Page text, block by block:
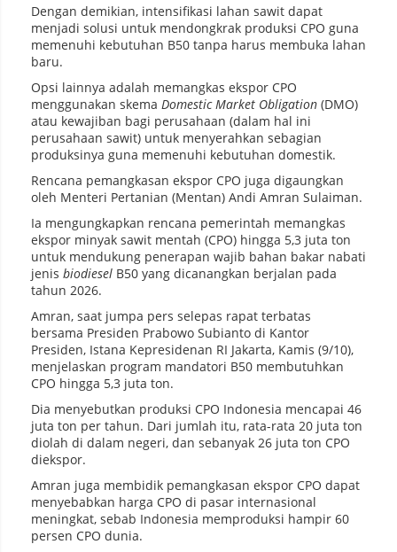
Dengan demikian, intensifikasi lahan sawit dapat
menjadi solusi untuk mendongkrak produksi CPO guna
memenuhi kebutuhan B50 tanpa harus membuka lahan
baru.
Opsi lainnya adalah memangkas ekspor CPO
menggunakan skema Domestic Market Obligation (DMO)
atau kewajiban bagi perusahaan (dalam hal ini
perusahaan sawit) untuk menyerahkan sebagian
produksinya guna memenuhi kebutuhan domestik.
Rencana pemangkasan ekspor CPO juga digaungkan
oleh Menteri Pertanian (Mentan) Andi Amran Sulaiman.
Ia mengungkapkan rencana pemerintah memangkas
ekspor minyak sawit mentah (CPO) hingga 5,3 juta ton
untuk mendukung penerapan wajib bahan bakar nabati
jenis biodiesel B50 yang dicanangkan berjalan pada
tahun 2026.
Amran, saat jumpa pers selepas rapat terbatas
bersama Presiden Prabowo Subianto di Kantor
Presiden, Istana Kepresidenan RI Jakarta, Kamis (9/10),
menjelaskan program mandatori B50 membutuhkan
CPO hingga 5,3 juta ton.
Dia menyebutkan produksi CPO Indonesia mencapai 46
juta ton per tahun. Dari jumlah itu, rata-rata 20 juta ton
diolah di dalam negeri, dan sebanyak 26 juta ton CPO
diekspor.
Amran juga membidik pemangkasan ekspor CPO dapat
menyebabkan harga CPO di pasar internasional
meningkat, sebab Indonesia memproduksi hampir 60
persen CPO dunia.